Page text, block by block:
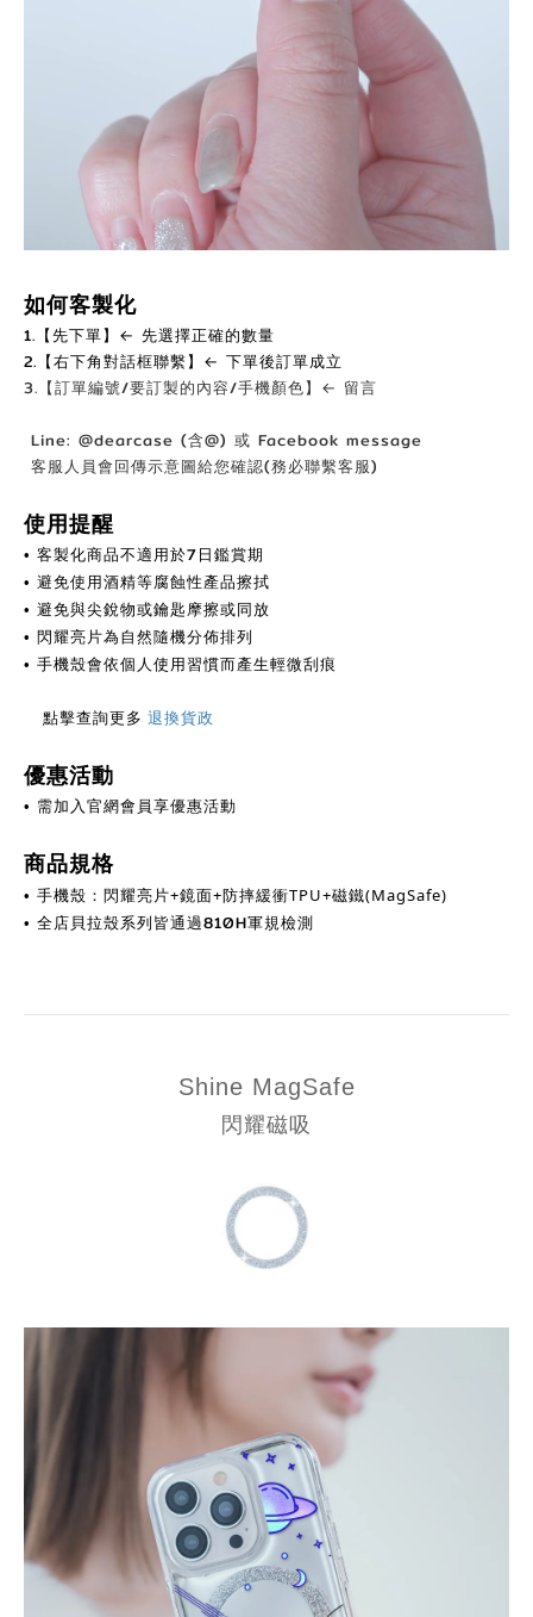
如何客製化
1.【先下單】← 先選擇正確的數量
2.【右下角對話框聯繫】← 下單後訂單成立
3.【訂單編號/要訂製的內容/手機顏色】← 留言
Line: @dearcase (含@) 或 Facebook message
客服人員會回傳示意圖給您確認(務必聯繫客服)
使用提醒
• 客製化商品不適用於7日鑑賞期
• 避免使用酒精等腐蝕性產品擦拭
• 避免與尖銳物或鑰匙摩擦或同放
• 閃耀亮片為自然隨機分佈排列
• 手機殼會依個人使用習慣而產生輕微刮痕
點擊查詢更多 退換貨政
優惠活動
• 需加入官網會員享優惠活動
商品規格
• 手機殼：閃耀亮片+鏡面+防摔緩衝TPU+磁鐵(MagSafe)
• 全店貝拉殼系列皆通過810H軍規檢測
Shine MagSafe
閃耀磁吸